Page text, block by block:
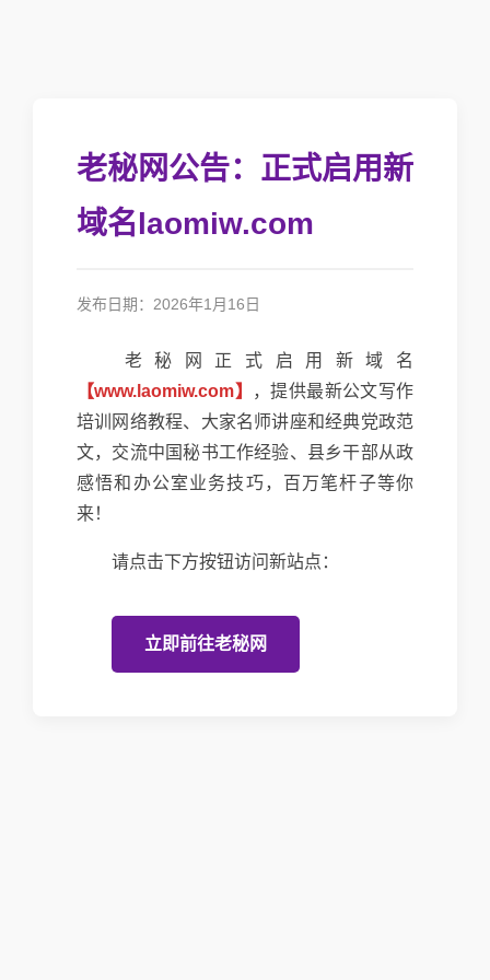
老秘网公告：正式启用新
域名laomiw.com
发布日期：2026年1月16日
老秘网正式启用新域名
【www.laomiw.com】
，提供最新公文写作
培训网络教程、大家名师讲座和经典党政范
文，交流中国秘书工作经验、县乡干部从政
感悟和办公室业务技巧，百万笔杆子等你
来！
请点击下方按钮访问新站点：
立即前往老秘网